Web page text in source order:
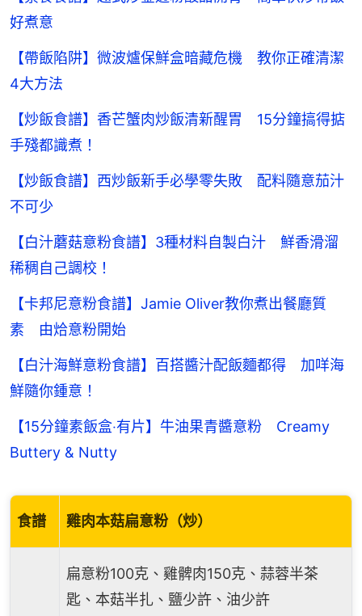
好煮意
【帶飯陷阱】微波爐保鮮盒暗藏危機 教你正確清潔
4大方法
【炒飯食譜】香芒蟹肉炒飯清新醒胃 15分鐘搞得掂
手殘都識煮！
【炒飯食譜】西炒飯新手必學零失敗 配料隨意茄汁
不可少
【白汁蘑菇意粉食譜】3種材料自製白汁 鮮香滑溜
稀稠自己調校！
【卡邦尼意粉食譜】Jamie Oliver教你煮出餐廳質
素 由烚意粉開始
【白汁海鮮意粉食譜】百搭醬汁配飯麵都得 加咩海
鮮隨你鍾意！
【15分鐘素飯盒‧有片】牛油果青醬意粉 Creamy
Buttery & Nutty
食譜 雞肉本菇扁意粉（炒）
扁意粉100克、雞髀肉150克、蒜蓉半茶
匙、本菇半扎、鹽少許、油少許